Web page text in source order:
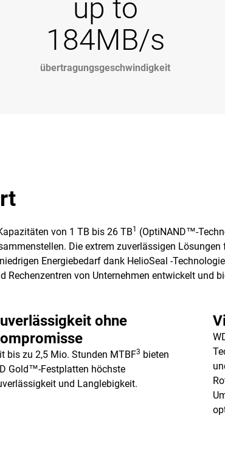
up to
184MB/s
übertragungsgeschwindigkeit
von 1 TB bis 26 TB1
(OptiNAND™-
Die extrem zuverlässigen
Energiebedarf dank HelioSeal -
Rechenzentren von Unternehmen entwickelt und
ohne
bis zu 2,5 Mio. Stunden MTBF3 bieten
Gold™-Festplatten höchste
und Langlebigkeit.